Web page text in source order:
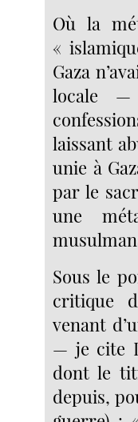
Où la
«
Gaza
locale —
laissant
unie à
par le
une
Sous le
critique
venant
— je cite
dont le
depuis,